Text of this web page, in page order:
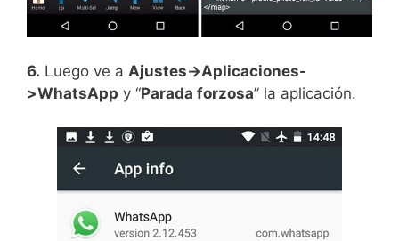
6. Luego ve a Ajustes->Aplicaciones-
>WhatsApp y “Parada forzosa” la aplicación.